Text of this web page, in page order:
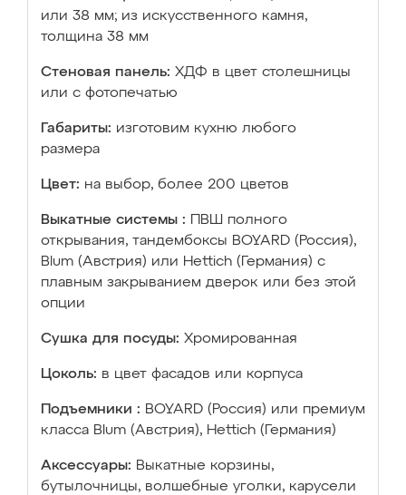
или 38 мм; из искусственного камня,
толщина 38 мм
Стеновая панель: ХДФ в цвет столешницы
или с фотопечатью
Габариты: изготовим кухню любого
размера
Цвет: на выбор, более 200 цветов
Выкатные системы :
ПВШ полного
открывания, тандембоксы BOYARD (Россия),
Blum (Австрия) или Hettich (Германия) с
плавным закрыванием дверок или без этой
опции
Сушка для посуды: Хромированная
Цоколь: в цвет фасадов или корпуса
Подъемники : BOYARD (Россия) или премиум
класса Blum (Австрия), Hettich (Германия)
Аксессуары: Выкатные корзины,
бутылочницы, волшебные уголки, карусели